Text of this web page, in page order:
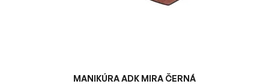
MANIKÚRA ADK MIRA ČERNÁ